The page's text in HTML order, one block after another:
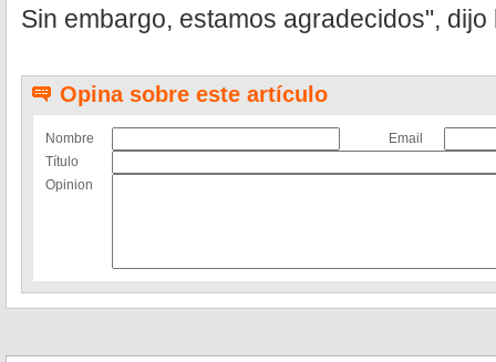
Sin embargo, estamos agradecidos", dijo
Opina sobre este artículo
Nombre
Email
Título
Opinion